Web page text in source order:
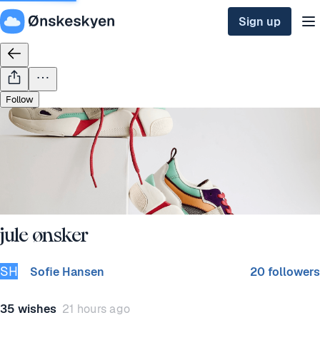
Sign up
Follow
jule ønsker
SH Sofie Hansen 20 followers
35 wishes 21 hours ago